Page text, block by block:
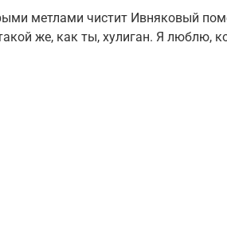
метлами чистит Ивняковый
же, как ты, хулиган. Я люблю,